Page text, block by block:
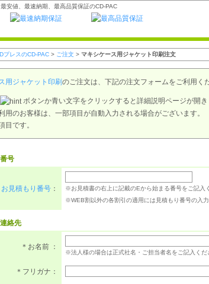
安値、最速納期、最高品質保証のCD-PAC
プレスのCD-PAC > ご注文 > マキシケース用ジャケット印刷注文
用ジャケット印刷のご注文は、下記の注文フォームをご利用く
ボタンか青い文字をクリックすると詳細説明ページが開
用のお客様は、一部項目が自動入力される場合がございます。
目です。
号
お見積もり番号 ：
※お見積書の右上に記載のEから始まる番号をご記入
※WEB割以外の各割引の適用には見積もり番号の入
絡先
＊お名前 ：
※法人様の場合は正式社名・ご担当者名をご記入くだ
＊フリガナ：